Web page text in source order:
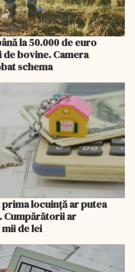
la 50.000 de euro
bovine. Camera
schema
locuință ar putea
Cumpărătorii ar
de lei